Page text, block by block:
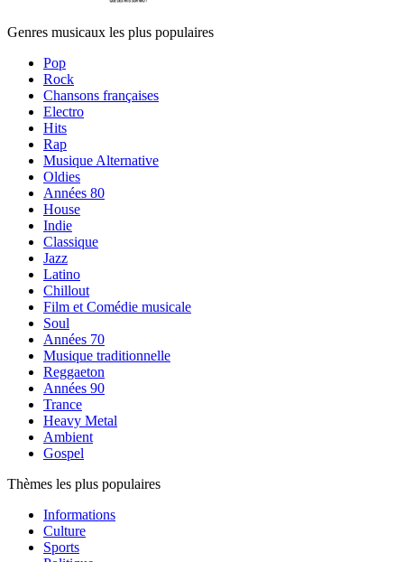
Genres musicaux les plus populaires
Pop
Rock
Chansons françaises
Electro
Hits
Rap
Musique Alternative
Oldies
Années 80
House
Indie
Classique
Jazz
Latino
Chillout
Film et Comédie musicale
Soul
Années 70
Musique traditionnelle
Reggaeton
Années 90
Trance
Heavy Metal
Ambient
Gospel
Thèmes les plus populaires
Informations
Culture
Sports